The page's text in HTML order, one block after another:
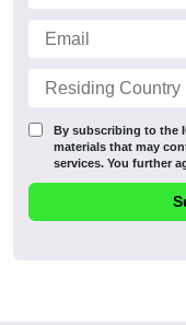
By subscribing to the
materials that may
services. You further